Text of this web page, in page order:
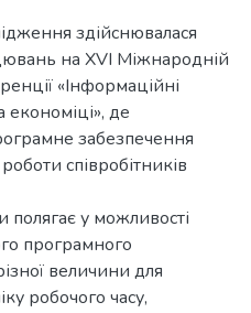
здійснювалася
на XVI Міжнародній
«Інформаційні
економіці», де
забезпечення
співробітників
у можливості
програмного
величини для
робочого часу,